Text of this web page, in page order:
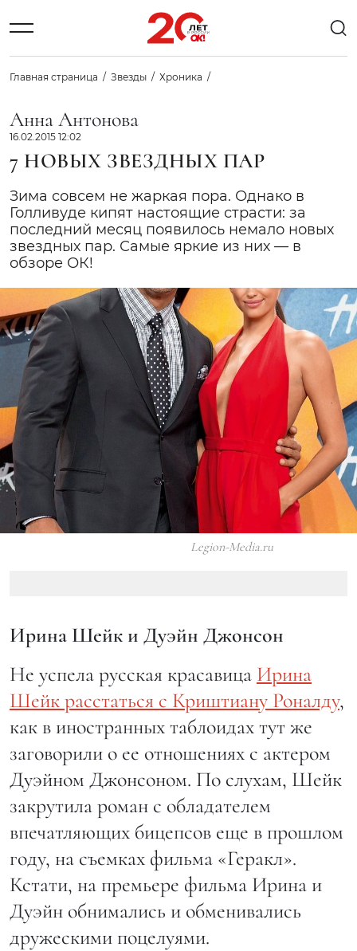
Главная страница Звезды Хроника
Анна Антонова
16.02.2015 12:02
7 НОВЫХ ЗВЕЗДНЫХ ПАР
Зима совсем не жаркая пора. Однако в
Голливуде кипят настоящие страсти: за
последний месяц появилось немало новых
звездных пар. Самые яркие из них — в
обзоре ОК!
Legion-Media.ru
Ирина Шейк и Дуэйн Джонсон
Не успела русская красавица Ирина
Шейк расстаться с Криштиану Роналду,
как в иностранных таблоидах тут же
заговорили о ее отношениях с актером
Дуэйном Джонсоном. По слухам, Шейк
закрутила роман с обладателем
впечатляющих бицепсов еще в прошлом
году, на съемках фильма «Геракл».
Кстати, на премьере фильма Ирина и
Дуэйн обнимались и обменивались
дружескими поцелуями.